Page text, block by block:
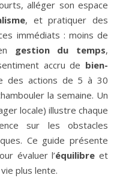
alléger son espace
, et pratiquer des
immédiats : moins de
gestion du temps,
accru de bien-
des actions de 5 à 30
la semaine. Un
locale) illustre chaque
sur les obstacles
Ce guide présente
évaluer l’équilibre et
plus lente.